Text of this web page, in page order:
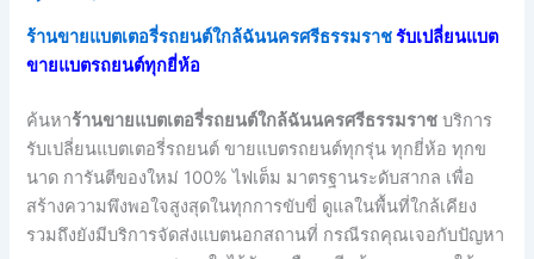
ร้านขายแบตเตอรี่รถยนต์ใกล้ฉันนครศรีธรรมราชรับเปลี่ยนแบต
ขายแบตรถยนต์ทุกยี่ห้อ
ค้นหาร้านขายแบตเตอรี่รถยนต์ใกล้ฉันนครศรีธรรมราช บริการ
รับเปลี่ยนแบตเตอรี่รถยนต์ ขายแบตรถยนต์ทุกรุ่น ทุกยี่ห้อ ทุกข
นาด การันตีของใหม่ 100% ไฟเต็ม มาตรฐานระดับสากล เพื่อ
สร้างความพึงพอใจสูงสุดในทุกการขับขี่ ดูแลในพื้นที่ใกล้เคียง
รวมถึงยังมีบริการจัดส่งแบตนอกสถานที่ กรณีรถคุณเจอกับปัญหา